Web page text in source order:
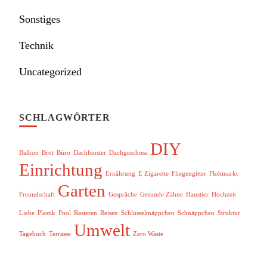
Sonstiges
Technik
Uncategorized
SCHLAGWÖRTER
Balkon Brot Büro Dachfenster Dachgeschoss DIY
Einrichtung Ernährung E Zigarette Fliegengitter Flohmarkt
Freundschaft Garten Gespräche Gesunde Zähne Haustier Hochzeit
Liebe Plastik Pool Rasieren Reisen Schlüsselmäppchen Schnäppchen Struktur
Tagebuch Terrasse Umwelt Zero Waste